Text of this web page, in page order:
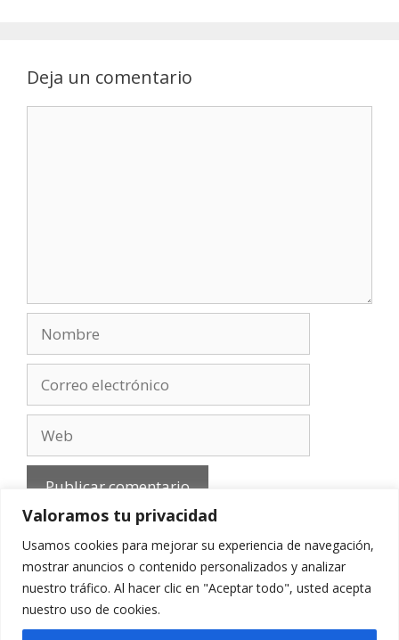
Valoramos tu privacidad
Usamos cookies para mejorar su experiencia de navegación,
mostrar anuncios o contenido personalizados y analizar
nuestro tráfico. Al hacer clic en "Aceptar todo", usted acepta
nuestro uso de cookies.
Deja un comentario
electrónico
Aviso Legal-Política de privacidad
Contacto